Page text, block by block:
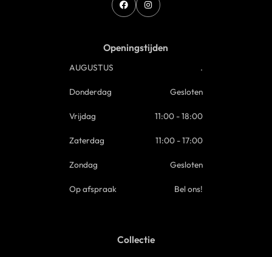
Openingstijden
AUGUSTUS .
Donderdag Gesloten
Vrijdag 11:00 - 18:00
Zaterdag 11:00 - 17:00
Zondag Gesloten
Op afspraak Bel ons!
Collectie